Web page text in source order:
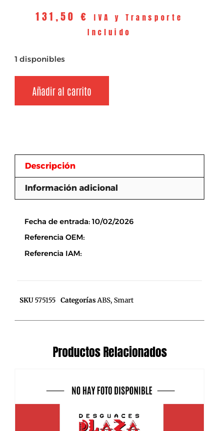
131,50€
IVA y Transporte
Incluido
1 disponibles
Añadir al carrito
Descripción
Información adicional
Fecha de entrada: 10/02/2026
Referencia OEM:
Referencia IAM:
SKU 575155 CategoríasABS, Smart
Productos Relacionados